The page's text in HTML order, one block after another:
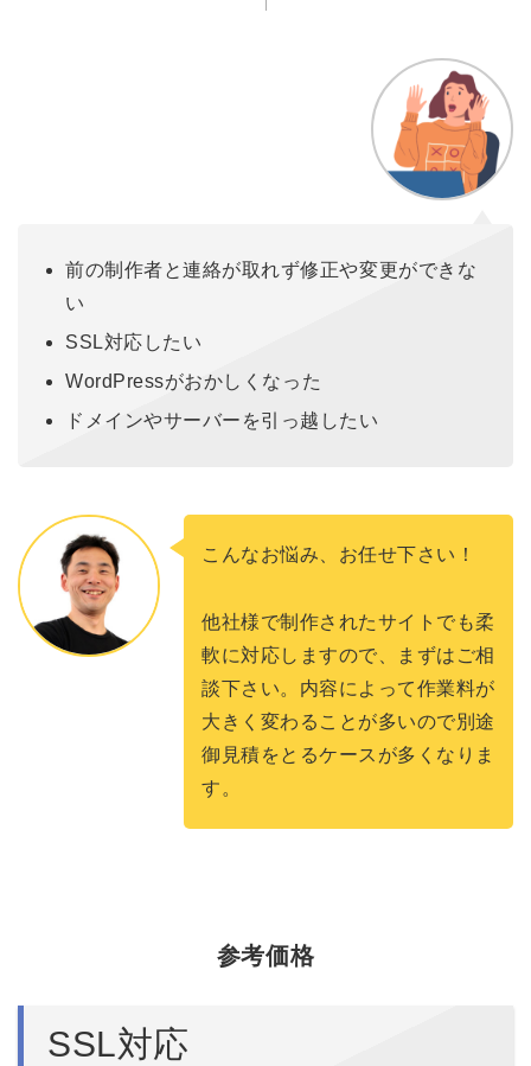
前の制作者と連絡が取れず修正や変更ができな
い
SSL対応したい
WordPressがおかしくなった
ドメインやサーバーを引っ越したい
こんなお悩み、お任せ下さい！
他社様で制作されたサイトでも柔
軟に対応しますので、まずはご相
談下さい。内容によって作業料が
大きく変わることが多いので別途
御見積をとるケースが多くなりま
す。
参考価格
SSL対応